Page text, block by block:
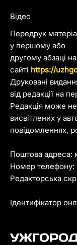
Передрук
у першому або
другому абзаці на
сайті https://
Друковані
від редакції на
Редакція може
висвітлених у
повідомленнях,
Поштова адреса:
Номер телефону:
Редакторська
Ідентифікатор
Відео